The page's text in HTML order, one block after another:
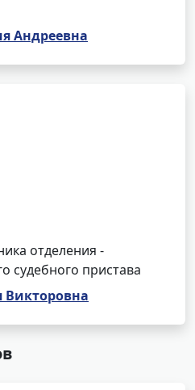
Андреевна
отделения -
судебного пристава
Викторовна